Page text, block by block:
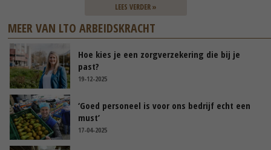
LEES VERDER »
MEER VAN LTO ARBEIDSKRACHT
Hoe kies je een zorgverzekering die bij je
past?
19-12-2025
‘Goed personeel is voor ons bedrijf echt een
must’
17-04-2025